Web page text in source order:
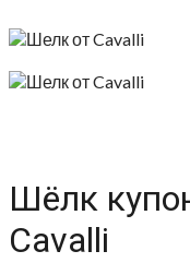
Шёлк
Cavalli